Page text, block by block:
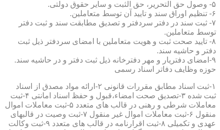
۵- وصول حق التحریر، حق الثبت و سایر حقوق دولتی.
۶- تنظیم اوراق سند و تایید آن توسط متعاملین.
۷- ثبت سند در دفتر سردفتر و تصدیق مطابقت سند و ثبت دفتر
توسط متعاملین.
۸- تایید صحت ثبت و هویت متعاملین با امضای سردفتر ذیل ثبت
دفتر و حاشیه سند.
۹-امضای دفتریار و مهر دفترخانه ذیل ثبت دفتر و در حاشیه سند.
حوزه وظایف دفاتر اسناد رسمی
۱-ثبت اسناد مطابق مقررات قانونی ۲-ارائه مواد مصدق از اسناد
ثبت شده ۳-تصدیق صحت امضاء،قبول و حفظ اسناد امانتی ۴-ثبت
معاملات شرطی و رهنی در قالب های متعدد ۵-ثبت معاملات اموال
منقول ۶-ثبت معاملات اموال غیر منقول ۷-ثبت وصیت در قالبهای
عهدی و تکمیلی ۸-ثبت اقرارنامه در قالب های متعدد ۹-ثبت وکالت